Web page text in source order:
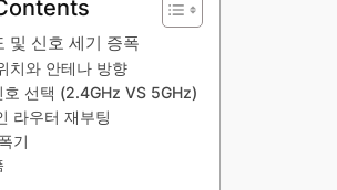
및 신호 세기 증폭
치와 안테나 방향
선택 (2.4GHz VS 5GHz)
라우터 재부팅
기